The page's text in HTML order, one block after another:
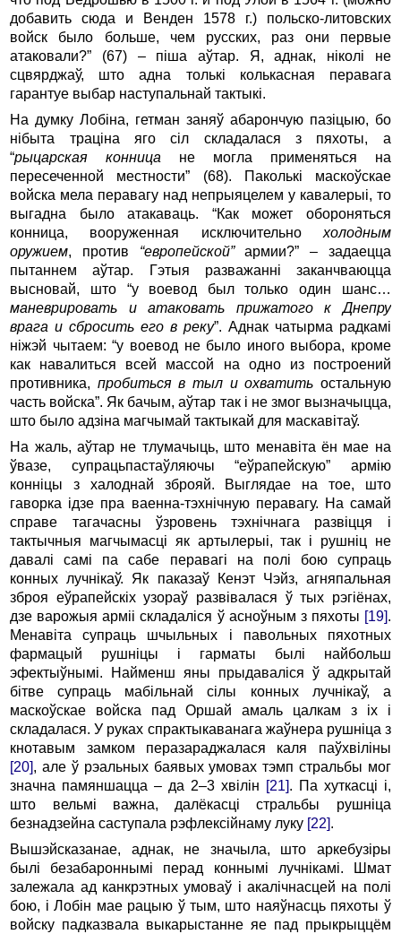
добавить сюда и Венден 1578 г.) польско-литовских
войск было больше, чем русских, раз они первые
атаковали?” (67) – піша аўтар. Я, аднак, ніколі не
сцвярджаў, што адна толькі колькасная перавага
гарантуе выбар наступальнай тактыкі.
На думку Лобіна, гетман заняў абарончую пазіцыю, бо
нібыта траціна яго сіл складалася з пяхоты, а
“рыцарская конница не могла применяться на
пересеченной местности” (68). Паколькі маскоўскае
войска мела перавагу над непрыяцелем у кавалерыі, то
выгадна было атакаваць. “Как может обороняться
конница, вооруженная исключительно холодным
оружием, против “европейской”армии?” – задаецца
пытаннем аўтар. Гэтыя разважанні заканчваюцца
высновай, што “у воевод был только один шанс…
маневрировать и атаковать прижатого к Днепру
врага и сбросить его в реку”. Аднак чатырма радкамі
ніжэй чытаем: “у воевод не было иного выбора, кроме
как навалиться всей массой на одно из построений
противника, пробиться в тыл и охватить остальную
часть войска”. Як бачым, аўтар так і не змог вызначыцца,
што было адзіна магчымай тактыкай для маскавітаў.
На жаль, аўтар не тлумачыць, што менавіта ён мае на
ўвазе, супрацьпастаўляючы “еўрапейскую” армію
конніцы з халоднай зброяй. Выглядае на тое, што
гаворка ідзе пра ваенна-тэхнічную перавагу. На самай
справе тагачасны ўзровень тэхнічнага развіцця і
тактычныя магчымасці як артылерыі, так і рушніц не
давалі самі па сабе перавагі на полі бою супраць
конных лучнікаў. Як паказаў Кенэт Чэйз, агняпальная
зброя еўрапейскіх узораў развівалася ў тых рэгіёнах,
дзе варожыя арміі складаліся ў асноўным з пяхоты [19].
Менавіта супраць шчыльных і павольных пяхотных
фармацый рушніцы і гарматы былі найбольш
эфектыўнымі. Найменш яны прыдаваліся ў адкрытай
бітве супраць мабільнай сілы конных лучнікаў, а
маскоўскае войска пад Оршай амаль цалкам з іх і
складалася. У руках спрактыкаванага жаўнера рушніца з
кнотавым замком перазараджалася каля паўхвіліны
[20], але ў рэальных баявых умовах тэмп стральбы мог
значна памяншацца – да 2–3 хвілін [21]. Па хуткасці і,
што вельмі важна, далёкасці стральбы рушніца
безнадзейна саступала рэфлексійнаму луку [22].
Вышэйсказанае, аднак, не значыла, што аркебузіры
былі безабароннымі перад коннымі лучнікамі. Шмат
залежала ад канкрэтных умоваў і акалічнасцей на полі
бою, і Лобін мае рацыю ў тым, што наяўнасць пяхоты ў
войску падказвала выкарыстанне яе пад прыкрыццём